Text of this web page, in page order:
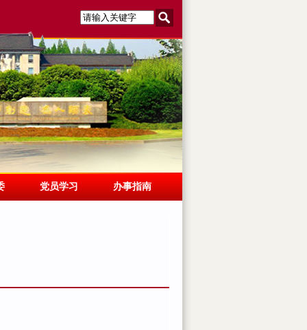
党员学习 办事指南